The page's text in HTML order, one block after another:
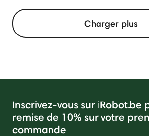
Charger plus
Inscrivez-vous sur iRobot.be
remise de 10% sur votre
commande